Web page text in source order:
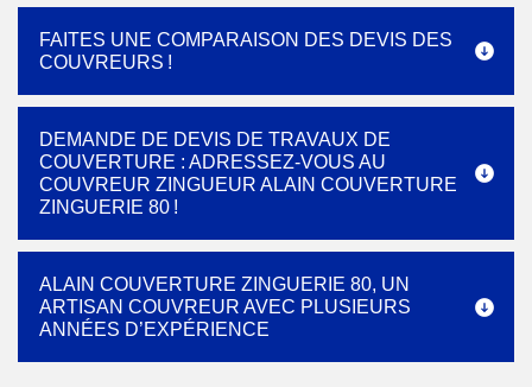
FAITES UNE COMPARAISON DES DEVIS DES
COUVREURS !
DEMANDE DE DEVIS DE TRAVAUX DE
COUVERTURE : ADRESSEZ-VOUS AU
COUVREUR ZINGUEUR ALAIN COUVERTURE
ZINGUERIE 80 !
ALAIN COUVERTURE ZINGUERIE 80, UN
ARTISAN COUVREUR AVEC PLUSIEURS
ANNÉES D’EXPÉRIENCE